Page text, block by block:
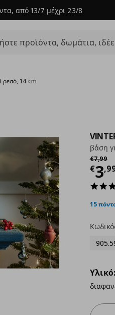
από 13/7 μέχρι 23/8
ρεσό, 14 cm
βάση
€7,99
Αρχική
€3,
15
Υλικό: